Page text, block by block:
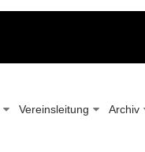
Vereinsleitung Archiv